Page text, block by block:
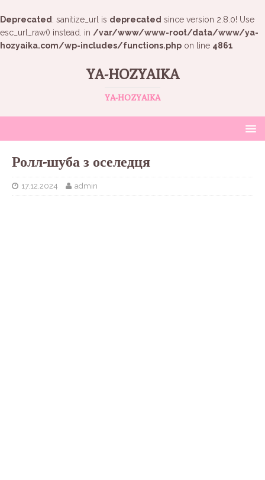
Deprecated : sanitize_url is deprecated since version 2.8.0! Use
esc_url_raw() instead. in /var/www/www-root/data/www/ya-
hozyaika.com/wp-includes/functions.php on line 4861
YA-HOZYAIKA
YA-HOZYAIKA
Ролл-шуба з оселедця
17.12.2024 admin